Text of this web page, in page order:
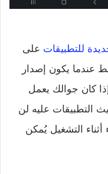
للتطبيقات على
عندما يكون إصدار
كان جوالك يعمل
التطبيقات عليه لن
التشغيل يُمكن